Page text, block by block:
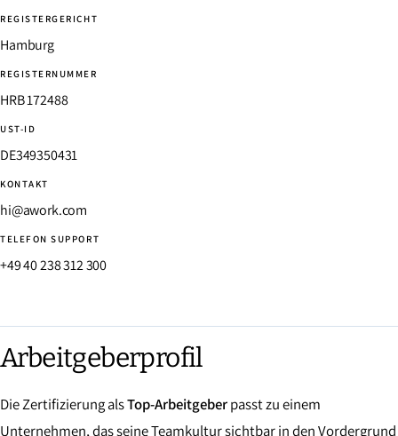
REGISTERGERICHT
Hamburg
REGISTERNUMMER
HRB 172488
UST-ID
DE349350431
KONTAKT
hi@awork.com
TELEFON SUPPORT
+49 40 238 312 300
Arbeitgeberprofil
Die Zertifizierung alsTop-Arbeitgeberpasst zu einem
Unternehmen, das seine Teamkultur sichtbar in den Vordergrund